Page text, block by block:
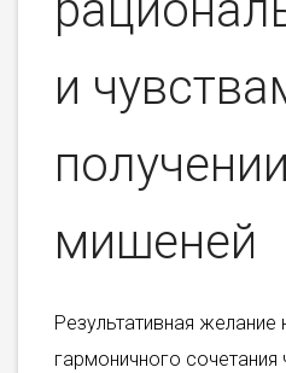
и
получении
мишеней
Результативная желание
гармоничного сочетания